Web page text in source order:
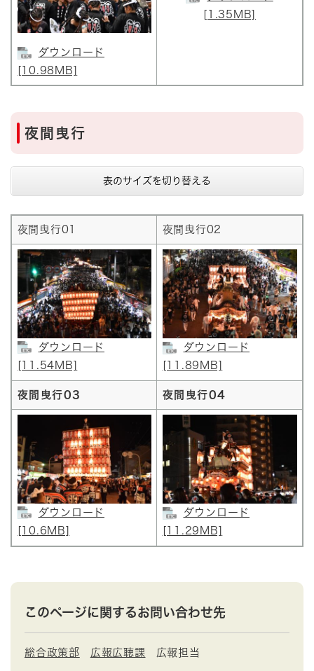
ダウンロード
[10.98MB]
[1.35MB]
夜間曳行
表のサイズを切り替える
夜間曳行01 夜間曳行02
ダウンロード
[11.54MB]
ダウンロード
[11.89MB]
夜間曳行03 夜間曳行04
ダウンロード
[10.6MB]
ダウンロード
[11.29MB]
このページに関するお問い合わせ先
総合政策部 広報広聴課 広報担当